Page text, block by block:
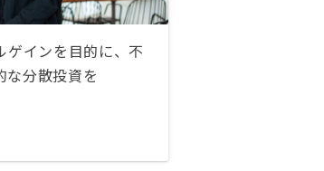
ゲインを目的に、不
な分散投資を